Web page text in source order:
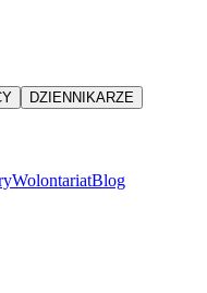
DZIENNIKARZE
WolontariatBlog